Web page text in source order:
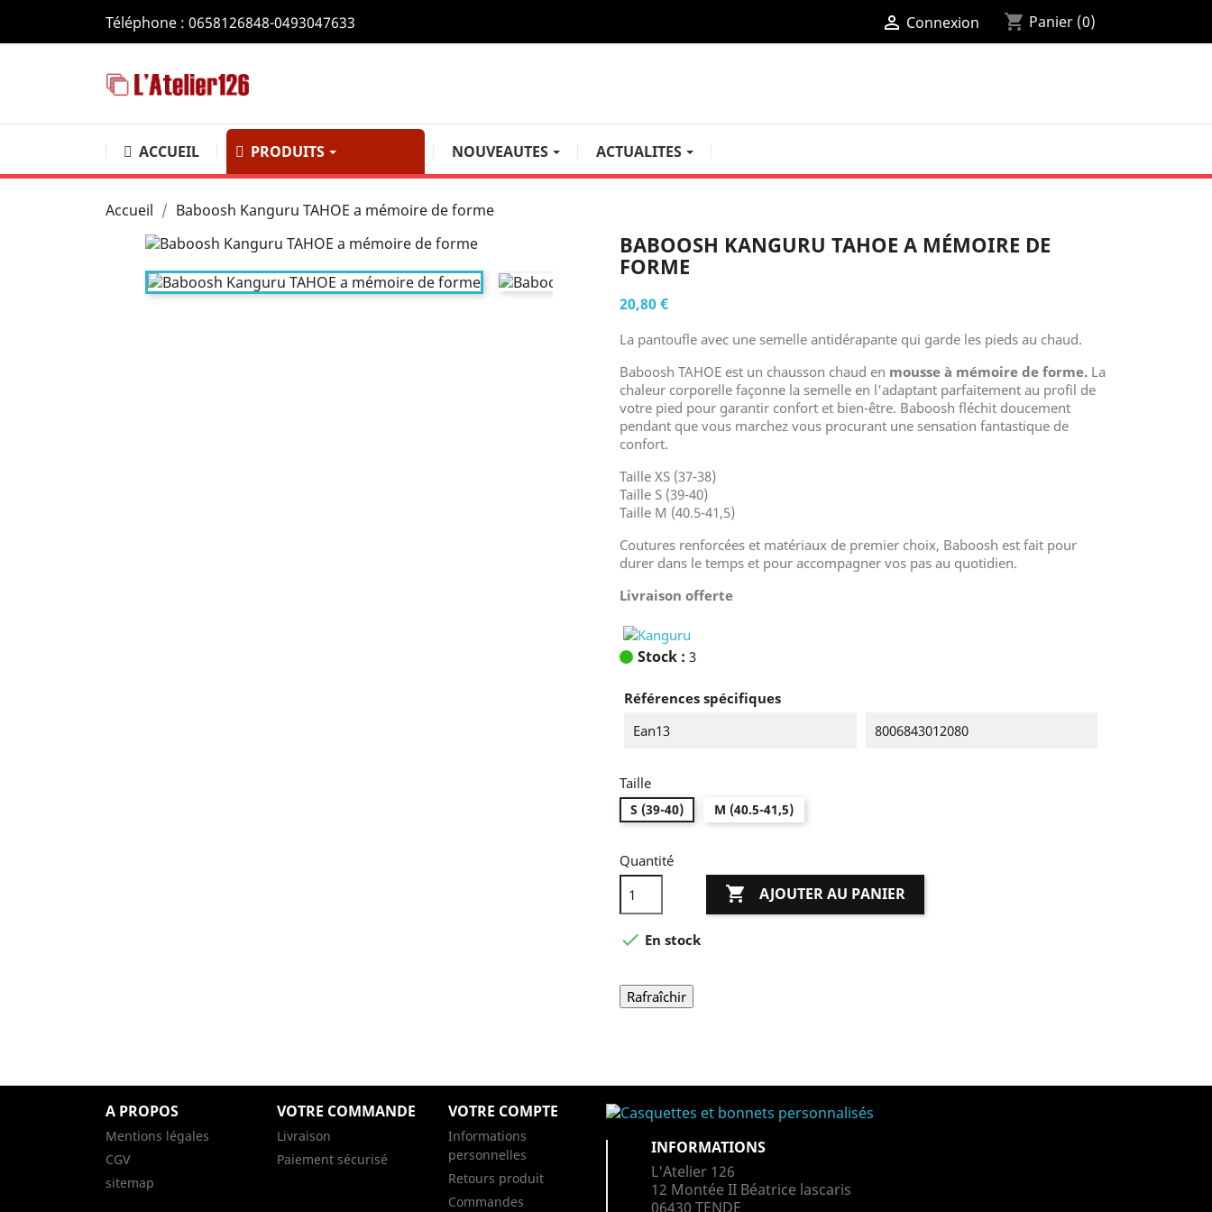
Téléphone : 0658126848-0493047633  Connexion shopping_cart Panier (0)
ACCUEIL PRODUITS
BOÎTES CARTON DÉCORATIVES
Boîte de rangement déco avec couvercle rigide que l'on ne cache plus. Elles vous permettrons de tout ranger dans votre
maison, votre dressing ou votre atelier. Le carton est recyclé, les encres d'impression sont sans solvants et la fabrication
de première qualité 100% en Italie.
COLLECTION CLASSIC
NOUVEAUTES ACTUALITES
Accueil Baboosh Kanguru TAHOE a mémoire de forme
BABOOSH KANGURU TAHOE A MÉMOIRE DE
FORME
20,80 €
La pantoufle avec une semelle antidérapante qui garde les pieds au chaud.
Baboosh TAHOE est un chausson chaud en mousse à mémoire de forme. La
chaleur corporelle façonne la semelle en l'adaptant parfaitement au profil de
votre pied pour garantir confort et bien-être. Baboosh fléchit doucement
pendant que vous marchez vous procurant une sensation fantastique de
confort.
Taille XS (37-38)
Taille S (39-40)
Taille M (40.5-41,5)
Coutures renforcées et matériaux de premier choix, Baboosh est fait pour
durer dans le temps et pour accompagner vos pas au quotidien.
Livraison offerte
Stock : 3
Références spécifiques
Ean13
8006843012080
Taille
S (39-40) M (40.5-41,5)
Quantité
 AJOUTER AU PANIER
 En stock
A PROPOS
Mentions légales
CGV
sitemap
VOTRE COMMANDE
Livraison
Paiement sécurisé
VOTRE COMPTE
Informations
personnelles
Retours produit
Commandes
INFORMATIONS
L'Atelier 126
12 Montée II Béatrice lascaris
06430 TENDE